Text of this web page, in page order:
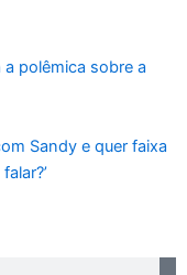
a polêmica sobre a
Sandy e quer faixa